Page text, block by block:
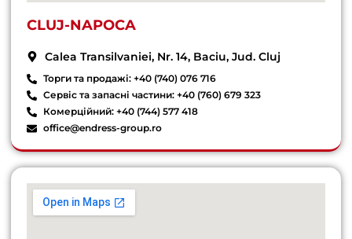
CLUJ-NAPOCA
Calea Transilvaniei, Nr. 14, Baciu, Jud. Cluj
Торги та продажі: +40 (740) 076 716
Сервіс та запасні частини: +40 (760) 679 323
Комерційний: +40 (744) 577 418
office@endress-group.ro